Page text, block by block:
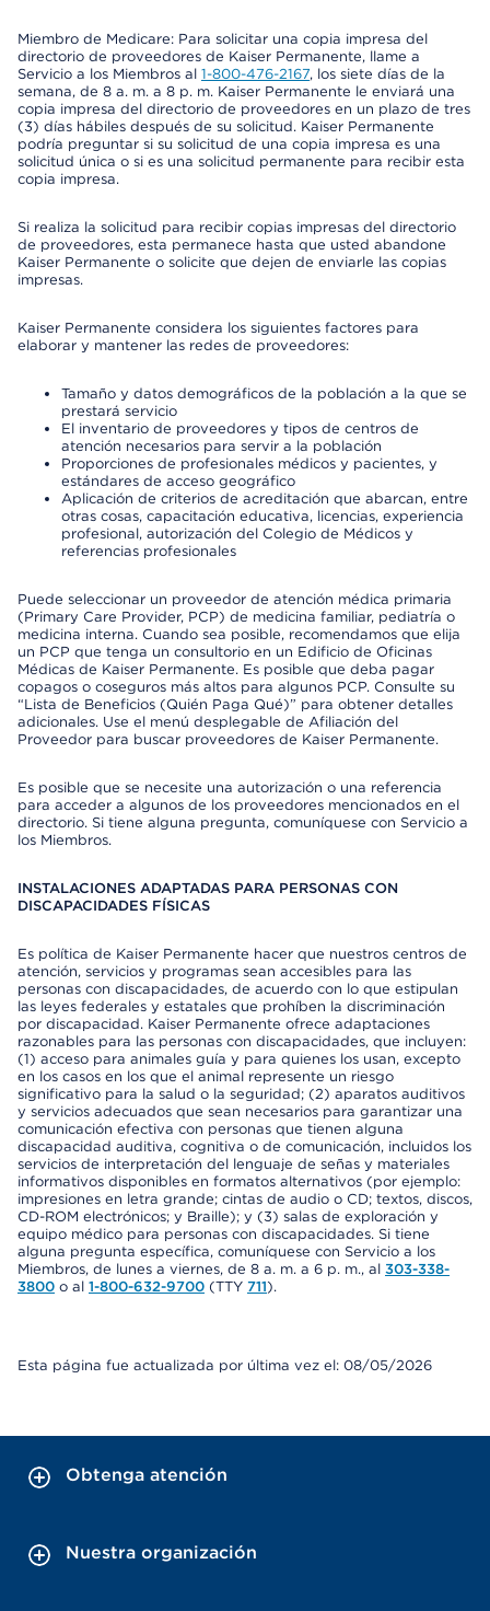
Miembro de Medicare: Para solicitar una copia impresa del
directorio de proveedores de Kaiser Permanente, llame a
Servicio a los Miembros al 1-800-476-2167, los siete días de la
semana, de 8 a. m. a 8 p. m. Kaiser Permanente le enviará una
copia impresa del directorio de proveedores en un plazo de tres
(3) días hábiles después de su solicitud. Kaiser Permanente
podría preguntar si su solicitud de una copia impresa es una
solicitud única o si es una solicitud permanente para recibir esta
copia impresa.
Si realiza la solicitud para recibir copias impresas del directorio
de proveedores, esta permanece hasta que usted abandone
Kaiser Permanente o solicite que dejen de enviarle las copias
impresas.
Kaiser Permanente considera los siguientes factores para
elaborar y mantener las redes de proveedores:
Tamaño y datos demográficos de la población a la que se
prestará servicio
El inventario de proveedores y tipos de centros de
atención necesarios para servir a la población
Proporciones de profesionales médicos y pacientes, y
estándares de acceso geográfico
Aplicación de criterios de acreditación que abarcan, entre
otras cosas, capacitación educativa, licencias, experiencia
profesional, autorización del Colegio de Médicos y
referencias profesionales
Puede seleccionar un proveedor de atención médica primaria
(Primary Care Provider, PCP) de medicina familiar, pediatría o
medicina interna. Cuando sea posible, recomendamos que elija
un PCP que tenga un consultorio en un Edificio de Oficinas
Médicas de Kaiser Permanente. Es posible que deba pagar
copagos o coseguros más altos para algunos PCP. Consulte su
“Lista de Beneficios (Quién Paga Qué)” para obtener detalles
adicionales. Use el menú desplegable de Afiliación del
Proveedor para buscar proveedores de Kaiser Permanente.
Es posible que se necesite una autorización o una referencia
para acceder a algunos de los proveedores mencionados en el
directorio. Si tiene alguna pregunta, comuníquese con Servicio a
los Miembros.
INSTALACIONES ADAPTADAS PARA PERSONAS CON
DISCAPACIDADES FÍSICAS
Es política de Kaiser Permanente hacer que nuestros centros de
atención, servicios y programas sean accesibles para las
personas con discapacidades, de acuerdo con lo que estipulan
las leyes federales y estatales que prohíben la discriminación
por discapacidad. Kaiser Permanente ofrece adaptaciones
razonables para las personas con discapacidades, que incluyen:
(1) acceso para animales guía y para quienes los usan, excepto
en los casos en los que el animal represente un riesgo
significativo para la salud o la seguridad; (2) aparatos auditivos
y servicios adecuados que sean necesarios para garantizar una
comunicación efectiva con personas que tienen alguna
discapacidad auditiva, cognitiva o de comunicación, incluidos los
servicios de interpretación del lenguaje de señas y materiales
informativos disponibles en formatos alternativos (por ejemplo:
impresiones en letra grande; cintas de audio o CD; textos, discos,
CD-ROM electrónicos; y Braille); y (3) salas de exploración y
equipo médico para personas con discapacidades. Si tiene
alguna pregunta específica, comuníquese con Servicio a los
Miembros, de lunes a viernes, de 8 a. m. a 6 p. m., al 303-338-
3800 o al 1-800-632-9700 (TTY 711).
Esta página fue actualizada por última vez el: 08/05/2026
Obtenga atención
Nuestra organización